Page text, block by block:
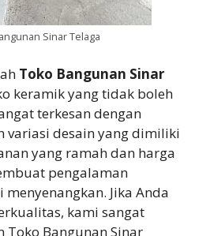
Sinar Telaga
Toko Bangunan Sinar
keramik yang tidak boleh
terkesan dengan
variasi desain yang dimiliki
yang ramah dan harga
pengalaman
Jika Anda
kami sangat
Toko Bangunan Sinar